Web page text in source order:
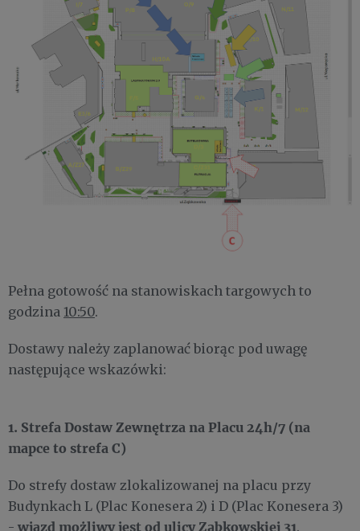
Pełna gotowość na stanowiskach targowych to
godzina 10:50.
Dostawy należy zaplanować biorąc pod uwagę
następujące wskazówki:
1. Strefa Dostaw Zewnętrza na Placu 24h/7 (na
mapce to strefa C)
Do strefy dostaw zlokalizowanej na placu przy
Budynkach L (Plac Konesera 2) i D (Plac Konesera 3)
- wjazd możliwy jest od ulicy Ząbkowskiej 31.